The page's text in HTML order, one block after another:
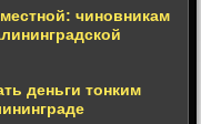
чиновникам
деньги тонким